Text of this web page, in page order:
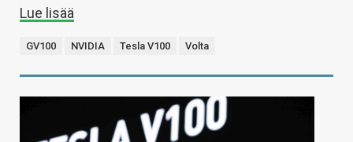
Lue lisää
GV100 NVIDIA Tesla V100 Volta